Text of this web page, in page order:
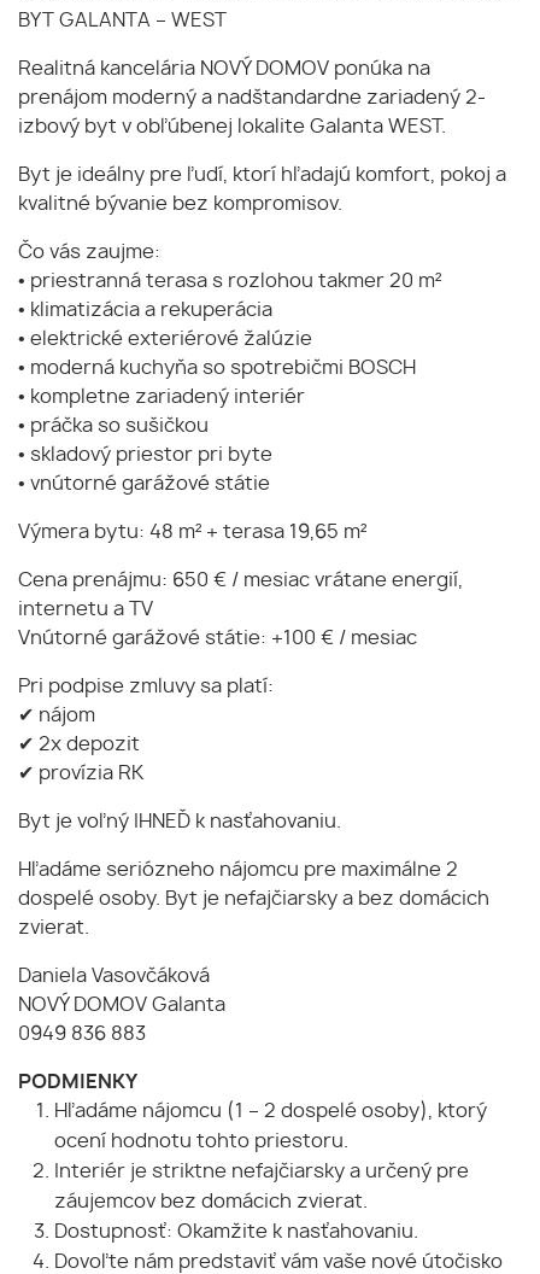
BYT GALANTA – WEST
Realitná kancelária NOVÝ DOMOV ponúka na
prenájom moderný a nadštandardne zariadený 2-
izbový byt v obľúbenej lokalite Galanta WEST.
Byt je ideálny pre ľudí, ktorí hľadajú komfort, pokoj a
kvalitné bývanie bez kompromisov.
Čo vás zaujme:
• priestranná terasa s rozlohou takmer 20 m²
• klimatizácia a rekuperácia
• elektrické exteriérové žalúzie
• moderná kuchyňa so spotrebičmi BOSCH
• kompletne zariadený interiér
• práčka so sušičkou
• skladový priestor pri byte
• vnútorné garážové státie
Výmera bytu: 48 m² + terasa 19,65 m²
Cena prenájmu: 650 € / mesiac vrátane energií,
internetu a TV
Vnútorné garážové státie: +100 € / mesiac
Pri podpise zmluvy sa platí:
✔ nájom
✔ 2x depozit
✔ provízia RK
Byt je voľný IHNEĎ k nasťahovaniu.
Hľadáme seriózneho nájomcu pre maximálne 2
dospelé osoby. Byt je nefajčiarsky a bez domácich
zvierat.
Daniela Vasovčáková
NOVÝ DOMOV Galanta
0949 836 883
PODMIENKY
Hľadáme nájomcu (1 – 2 dospelé osoby), ktorý
ocení hodnotu tohto priestoru.
Interiér je striktne nefajčiarsky a určený pre
záujemcov bez domácich zvierat.
Dostupnosť: Okamžite k nasťahovaniu.
Dovoľte nám predstaviť vám vaše nové útočisko